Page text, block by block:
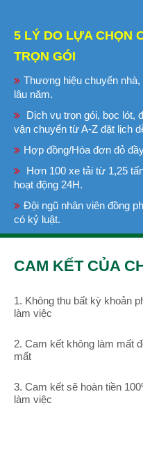
5 LÝ DO LỰA CHỌN
TRỌN GÓI
Thương hiệu chuyển
lâu năm.
Dịch vụ trọn gói, bọc lót,
vận chuyển từ A-Z đặt lịch
Hợp đồng/Hóa đơn đỏ
Hơn 100 xe tải từ 1,25
hoạt động 24H.
Đội ngũ nhân viên đồng
có kỷ luật.
CAM KẾT CỦA
1. Không thu bất kỳ khoản
làm việc
2. Cam kết không làm mất
mất
3. Cam kết sẽ hoàn tiền
làm việc